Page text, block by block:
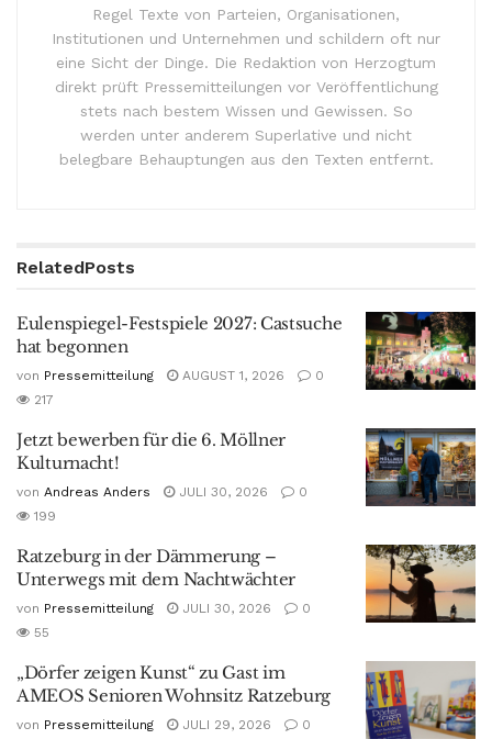
Regel Texte von Parteien, Organisationen,
Institutionen und Unternehmen und schildern oft nur
eine Sicht der Dinge. Die Redaktion von Herzogtum
direkt prüft Pressemitteilungen vor Veröffentlichung
stets nach bestem Wissen und Gewissen. So
werden unter anderem Superlative und nicht
belegbare Behauptungen aus den Texten entfernt.
RelatedPosts
Eulenspiegel-Festspiele 2027: Castsuche
hat begonnen
von Pressemitteilung AUGUST 1, 2026
0
217
Jetzt bewerben für die 6. Möllner
Kulturnacht!
von Andreas Anders JULI 30, 2026
0
199
Ratzeburg in der Dämmerung –
Unterwegs mit dem Nachtwächter
von Pressemitteilung JULI 30, 2026
0
55
„Dörfer zeigen Kunst“ zu Gast im
AMEOS Senioren Wohnsitz Ratzeburg
von Pressemitteilung JULI 29, 2026
0